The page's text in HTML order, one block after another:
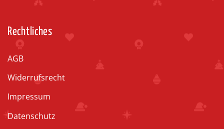
Rechtliches
AGB
Widerrufsrecht
Impressum
Datenschutz